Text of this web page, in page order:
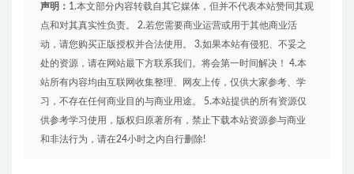
声明： 1.本文部分内容转载自其它媒体，但并不代表本站赞同其观
点和对其真实性负责。 2.若您需要商业运营或用于其他商业活
动，请您购买正版授权并合法使用。 3.如果本站有侵犯、不妥之
处的资源，请在网站最下方联系我们。将会第一时间解决！ 4.本
站所有内容均由互联网收集整理、网友上传，仅供大家参考、学
习，不存在任何商业目的与商业用途。 5.本站提供的所有资源仅
供参考学习使用，版权归原著所有，禁止下载本站资源参与商业
和非法行为，请在24小时之内自行删除!